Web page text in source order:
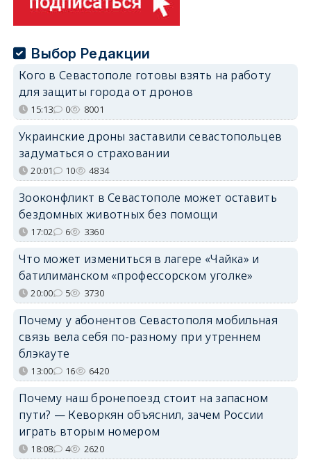
Выбор Редакции
Кого в Севастополе готовы взять на работу
для защиты города от дронов
15:13 0 8001
Украинские дроны заставили севастопольцев
задуматься о страховании
20:01 10 4834
Зооконфликт в Севастополе может оставить
бездомных животных без помощи
17:02 6 3360
Что может измениться в лагере «Чайка» и
батилиманском «профессорском уголке»
20:00 5 3730
Почему у абонентов Севастополя мобильная
связь вела себя по-разному при утреннем
блэкауте
13:00 16 6420
Почему наш бронепоезд стоит на запасном
пути? — Кеворкян объяснил, зачем России
играть вторым номером
18:08 4 2620